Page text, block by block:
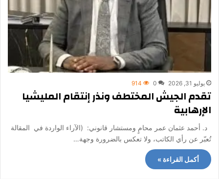
يوليو 31, 2026 0
914
تقدم الجيش المختطف ونذر إنتقام المليشيا
الإرهابية
د. أحمد عثمان عمر محامٍ ومستشار قانوني: (الآراء الواردة في المقالة
تُعبّر عن رأي الكاتب، ولا تعكس بالضرورة وجهة…
أكمل القراءة »